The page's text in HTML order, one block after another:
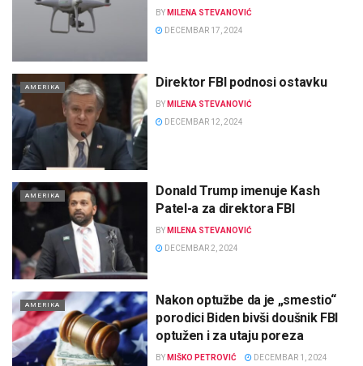
BY MILENA STEVANOVIĆ
DECEMBAR 17, 2024
AMERIKA Direktor FBI podnosi ostavku
BY MILENA STEVANOVIĆ
DECEMBAR 12, 2024
AMERIKA
Donald Trump imenuje Kash
Patel-a za direktora FBI
BY MILENA STEVANOVIĆ
DECEMBAR 2, 2024
AMERIKA
Nakon optužbe da je „smestio“
porodici Biden bivši doušnik FBI
optužen i za utaju poreza
BY MIŠKO PETROVIĆ DECEMBAR 1, 2024